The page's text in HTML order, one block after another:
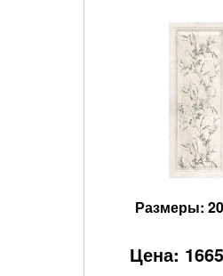
Размеры: 20
Цена: 1665